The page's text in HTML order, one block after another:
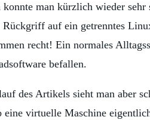
konnte man kürzlich wieder sehr
auf ein getrenntes
recht! Ein normales
befallen.
des Artikels sieht man aber
eine virtuelle Maschine